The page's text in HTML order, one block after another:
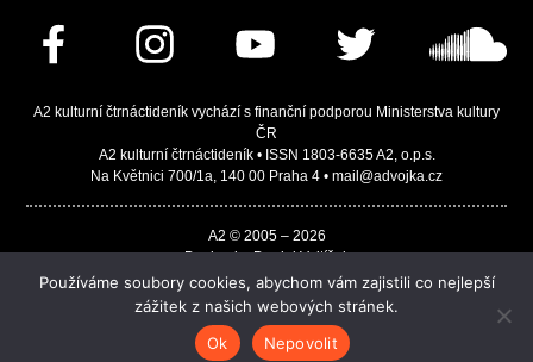
A2 kulturní čtrnáctideník vychází s finanční podporou Ministerstva kultury
ČR
A2 kulturní čtrnáctideník • ISSN 1803-6635 A2, o.p.s.
Na Květnici 700/1a, 140 00 Praha 4 • mail@advojka.cz
A2 © 2005 – 2026
Design by Daniel Vojtíšek
Built by JASA-IT & ChSoft
Používáme soubory cookies, abychom vám zajistili co nejlepší
zážitek z našich webových stránek.
Ok
Nepovolit